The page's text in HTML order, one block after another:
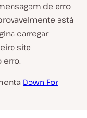
de erro
está
carregar
site
erro.
Down For